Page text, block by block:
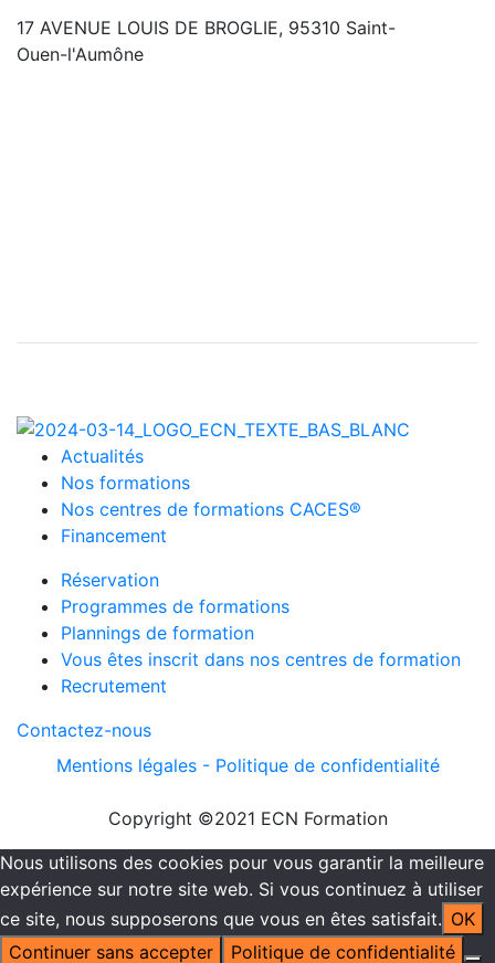
17 AVENUE LOUIS DE BROGLIE, 95310 Saint-
Ouen-l'Aumône
Actualités
Nos formations
Nos centres de formations CACES®
Financement
Réservation
Programmes de formations
Plannings de formation
Vous êtes inscrit dans nos centres de formation
Recrutement
Contactez-nous
Mentions légales - Politique de confidentialité
Copyright ©2021 ECN Formation
Nous utilisons des cookies pour vous garantir la meilleure
expérience sur notre site web. Si vous continuez à utiliser
ce site, nous supposerons que vous en êtes satisfait. OK
Continuer sans accepter
Politique de confidentialité